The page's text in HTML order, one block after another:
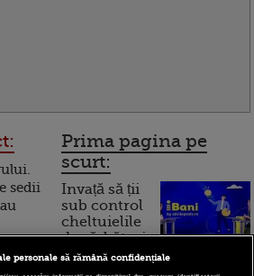
sedii
Prima pagina pe
scurt:
Invață să ții
sub control
cheltuielile
de sărbători.
Cum
personale să rămână confidențiale